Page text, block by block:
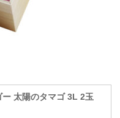
太陽のタマゴ 3L 2玉